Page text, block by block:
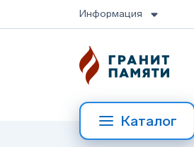
Информация
Каталог